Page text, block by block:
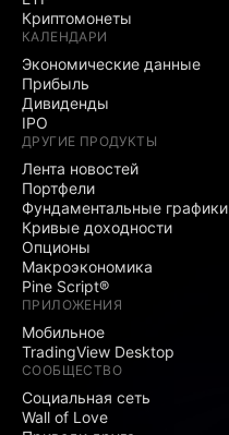
Криптомонеты
КАЛЕНДАРИ
Экономические данные
Прибыль
Дивиденды
IPO
ДРУГИЕ ПРОДУКТЫ
Лента новостей
Портфели
Фундаментальные графики
Кривые доходности
Опционы
Макроэкономика
Pine Script®
ПРИЛОЖЕНИЯ
Мобильное
TradingView Desktop
СООБЩЕСТВО
Социальная сеть
Wall of Love